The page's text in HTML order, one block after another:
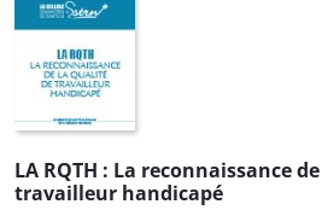
LA RQTH : La reconnaissance
travailleur handicapé